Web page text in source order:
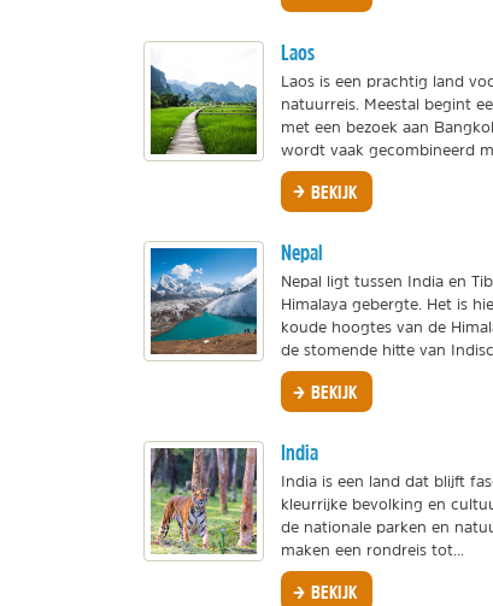
Laos
Laos is een prachtig land
natuurreis. Meestal begint
met een bezoek aan
wordt vaak gecombineerd
BEKIJK
Nepal
Nepal ligt tussen India en
Himalaya gebergte. Het is
koude hoogtes van de
de stomende hitte van
BEKIJK
India
India is een land dat blijft
kleurrijke bevolking en
de nationale parken en
maken een rondreis tot...
BEKIJK